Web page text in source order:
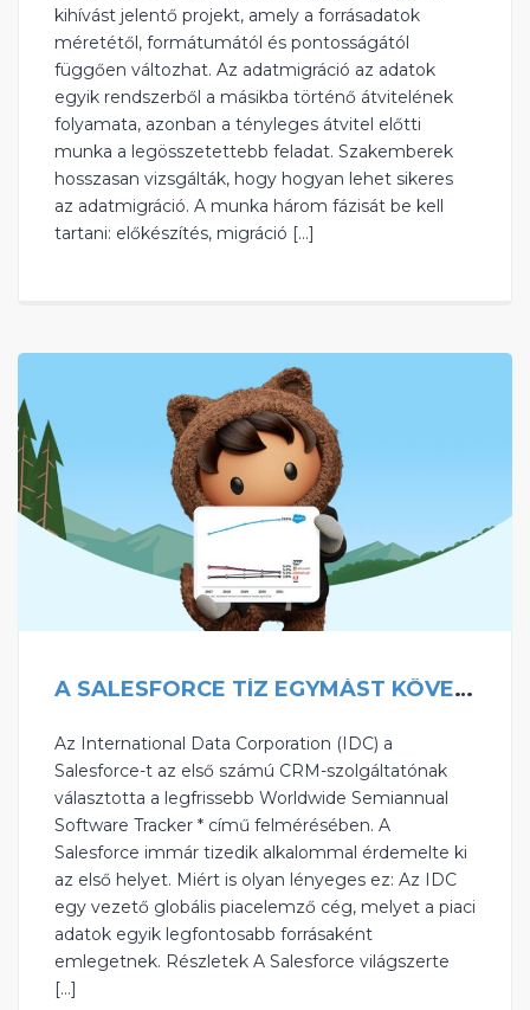
kihívást jelentő projekt, amely a forrásadatok
méretétől, formátumától és pontosságától
függően változhat. Az adatmigráció az adatok
egyik rendszerből a másikba történő átvitelének
folyamata, azonban a tényleges átvitel előtti
munka a legösszetettebb feladat. Szakemberek
hosszasan vizsgálták, hogy hogyan lehet sikeres
az adatmigráció. A munka három fázisát be kell
tartani: előkészítés, migráció […]
A SALESFORCE TÍZ EGYMÁST KÖVETŐ ÉVBEN IS A LEGJOBB CRM-SZOLGÁLTATÓKÉNT BIZONYÍTOTT
Az International Data Corporation (IDC) a
Salesforce-t az első számú CRM-szolgáltatónak
választotta a legfrissebb Worldwide Semiannual
Software Tracker * című felmérésében. A
Salesforce immár tizedik alkalommal érdemelte ki
az első helyet. Miért is olyan lényeges ez: Az IDC
egy vezető globális piacelemző cég, melyet a piaci
adatok egyik legfontosabb forrásaként
emlegetnek. Részletek A Salesforce világszerte
[…]